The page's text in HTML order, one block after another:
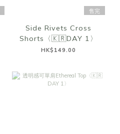
售完
Side Rivets Cross
Shorts〈🇰🇷DAY 1〉
HK$149.00